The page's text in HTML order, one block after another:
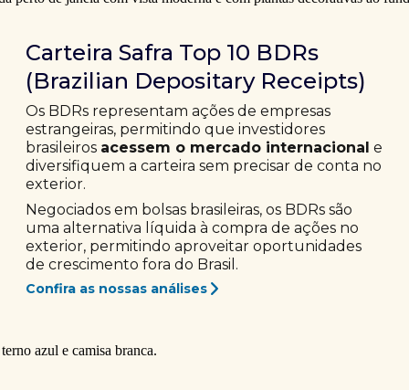
Carteira Safra Top 10 BDRs
(Brazilian Depositary Receipts)
Os BDRs representam ações de empresas
estrangeiras, permitindo que investidores
brasileiros acessem o mercado internacional e
diversifiquem a carteira sem precisar de conta no
exterior.
Negociados em bolsas brasileiras, os BDRs são
uma alternativa líquida à compra de ações no
exterior, permitindo aproveitar oportunidades
de crescimento fora do Brasil.
Confira as nossas análises